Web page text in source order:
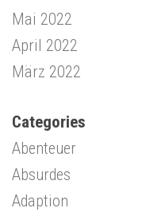
Mai 2022
April 2022
März 2022
Categories
Abenteuer
Absurdes
Adaption